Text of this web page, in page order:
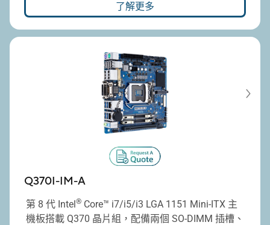
了解更多
Q370I-IM-A
第 8 代 Intel® Core™ i7/i5/i3 LGA 1151 Mini-ITX 主
機板搭載 Q370 晶片組，配備兩個 SO-DIMM 插槽、